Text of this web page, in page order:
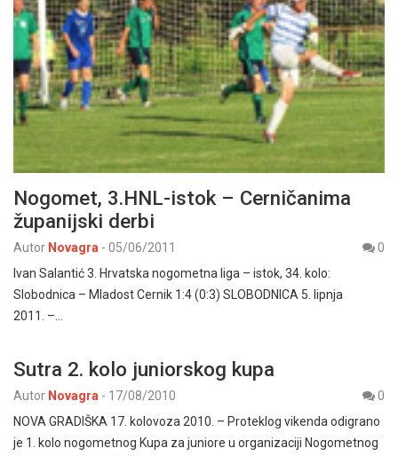
Nogomet, 3.HNL-istok – Cerničanima
županijski derbi
Autor Novagra - 05/06/2011
0
Ivan Salantić 3. Hrvatska nogometna liga – istok, 34. kolo:
Slobodnica – Mladost Cernik 1:4 (0:3) SLOBODNICA 5. lipnja
2011. –…
Sutra 2. kolo juniorskog kupa
Autor Novagra - 17/08/2010
0
NOVA GRADIŠKA 17. kolovoza 2010. – Proteklog vikenda odigrano
je 1. kolo nogometnog Kupa za juniore u organizaciji Nogometnog